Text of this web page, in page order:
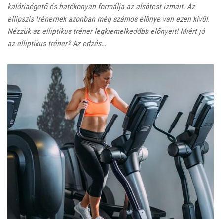
kalóriaégető és hatékonyan formálja az alsótest izmait. Az
ellipszis trénernek azonban még számos előnye van ezen kívül.
Nézzük az elliptikus tréner legkiemelkedőbb előnyeit! Miért jó
az elliptikus tréner? Az edzés…